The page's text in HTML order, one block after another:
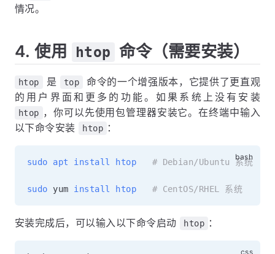
情况。
4. 使用 htop 命令（需要安装）
htop 是 top
命令的一个增强版本，它提供了更直观
的用户界面和更多的功能。如果系统上没有安装
htop ，你可以先使用包管理器安装它。在终端中输入
以下命令安装
htop ：
sudo apt install htop # Debian/Ubuntu 系统
sudo yum install htop # CentOS/RHEL 系统
安装完成后，可以输入以下命令启动 htop ：